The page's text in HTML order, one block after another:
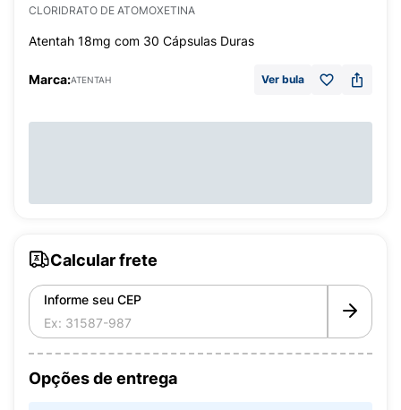
CLORIDRATO DE ATOMOXETINA
Atentah 18mg com 30 Cápsulas Duras
Marca:ATENTAH Ver bula
Calcular frete
Informe seu CEP
Opções de entrega